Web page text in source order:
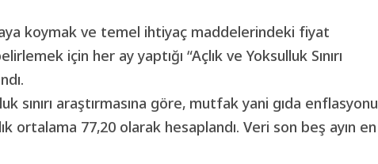
koymak ve temel ihtiyaç maddelerindeki fiyat
için her ay yaptığı “Açlık ve Yoksulluk Sınırı
sınırı araştırmasına göre, mutfak yani gıda enflasyonu
ortalama 77,20 olarak hesaplandı. Veri son beş ayın en